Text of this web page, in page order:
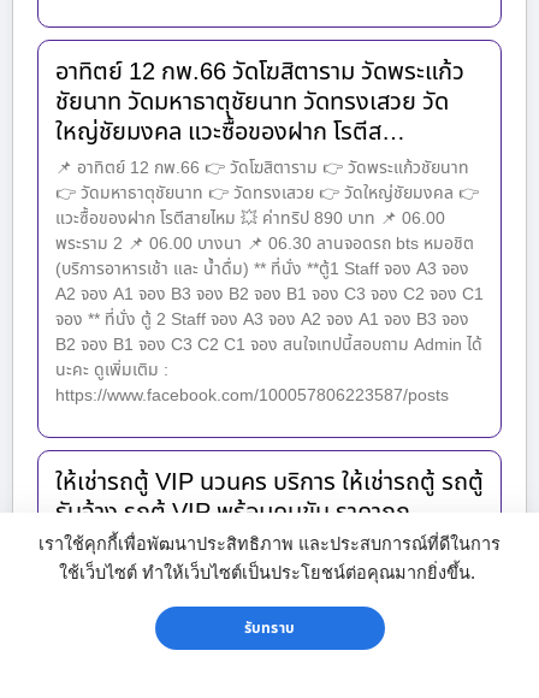
เราใช้คุกกี้เพื่อพัฒนาประสิทธิภาพ และประสบการณ์ที่ดีในการ
ใช้เว็บไซต์ ทำให้เว็บไซต์เป็นประโยชน์ต่อคุณมากยิ่งขึ้น.
รับทราบ
อาทิตย์ 12 กพ.66 วัดโฆสิตาราม วัดพระแก้ว
ชัยนาท วัดมหาธาตุชัยนาท วัดทรงเสวย วัด
ใหญ่ชัยมงคล แวะซื้อของฝาก โรตีส…
📌 อาทิตย์ 12 กพ.66 👉 วัดโฆสิตาราม 👉 วัดพระแก้วชัยนาท
👉 วัดมหาธาตุชัยนาท 👉 วัดทรงเสวย 👉 วัดใหญ่ชัยมงคล 👉
แวะซื้อของฝาก โรตีสายไหม 💥 ค่าทริป 890 บาท 📌 06.00
พระราม 2 📌 06.00 บางนา 📌 06.30 ลานจอดรถ bts หมอชิต
(บริการอาหารเช้า และ น้ำดื่ม) ** ที่นั่ง **ตู้1 Staff จอง A3 จอง
A2 จอง A1 จอง B3 จอง B2 จอง B1 จอง C3 จอง C2 จอง C1
จอง ** ที่นั่ง ตู้ 2 Staff จอง A3 จอง A2 จอง A1 จอง B3 จอง
B2 จอง B1 จอง C3 C2 C1 จอง สนใจเทปนี้สอบถาม Admin ได้
นะคะ ดูเพิ่มเติม :
https://www.facebook.com/100057806223587/posts
ให้เช่ารถตู้ VIP นวนคร บริการ ให้เช่ารถตู้ รถตู้
รับจ้าง รถตู้ VIP พร้อมคนขับ ราคาถูก
รถตู้ให้เช่า.com ให้เช่ารถตู้ VIP นวนคร บริการให้เช่ารถตู้พร้อม
คนขับ VIP แบบครบวงจร ทั้งแบบรายวัน รายเดือน โดยทีมงาน
และ ต่างจังหวัด ทริป ไหนๆ ก็ สนุก ประทับใจ เมื่อใช้บริการของเรา
ยอดคนดู : 918